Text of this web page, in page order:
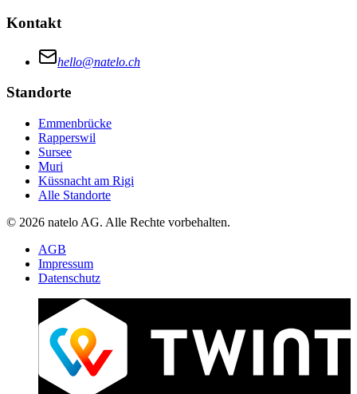
Kontakt
hello@natelo.ch
Standorte
Emmenbrücke
Rapperswil
Sursee
Muri
Küssnacht am Rigi
Alle Standorte
© 2026 natelo AG. Alle Rechte vorbehalten.
AGB
Impressum
Datenschutz